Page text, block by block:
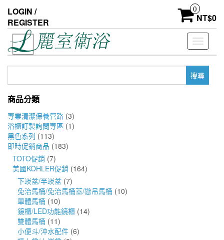
the
content
LOGIN /
REGISTER
0
NT$0
Toggle
鍵
字:
商品分類
專業清潔保養管路 (3)
浴櫃訂製詢問專區 (1)
黑色系列 (113)
即時促銷商品 (183)
TOTO促銷 (7)
美國KOHLER促銷 (164)
下崁盆/半崁盆 (7)
免治馬桶/免治馬桶蓋/懸吊馬桶 (10)
單體馬桶 (10)
鏡櫃/LED功能鏡櫃 (14)
雙體馬桶 (11)
小便斗/沖水配件 (6)